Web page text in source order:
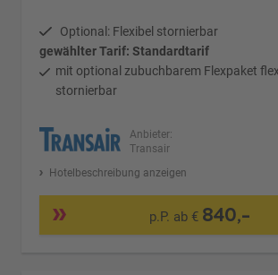
Optional: Flexibel stornierbar
gewählter Tarif: Standardtarif
mit optional zubuchbarem Flexpaket
stornierbar
Anbieter:
Transair
Hotelbeschreibung anzeigen
p.P. ab € 840,-